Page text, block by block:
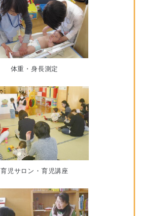
体重・身長測定
育児サロン・育児講座